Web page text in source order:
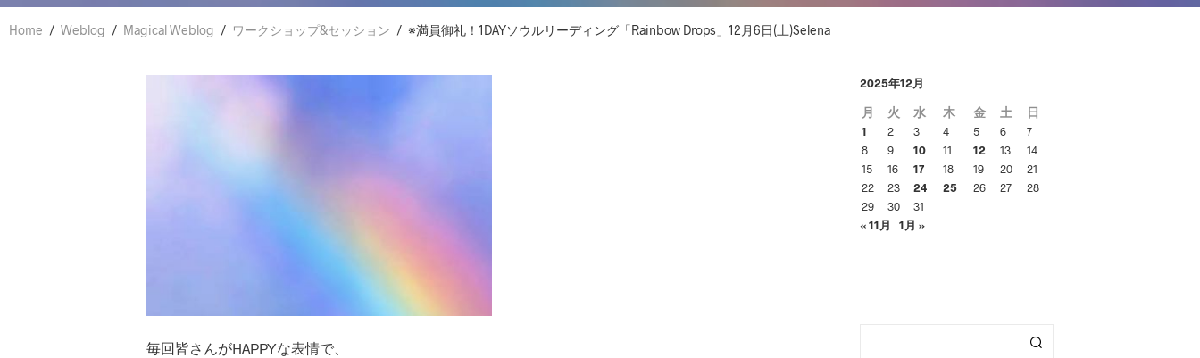
Home / Weblog / Magical Weblog / ワークショップ&セッション / ※満員御礼！1DAYソウルリーディング「Rainbow Drops」12月6日(土)Selena
毎回皆さんがHAPPYな表情で、
2025年12月
月 火 水 木 金 土 日
1 2 3 4 5 6
7
8
9 10 11 12 13
14
15
16 17 18 19 20
21
22
23 24 25 26 27
28
29
30
31
« 11月
1月 »